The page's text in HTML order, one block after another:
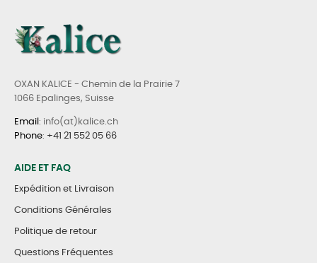
OXAN KALICE - Chemin de la Prairie 7
1066 Epalinges, Suisse
Email : info(at)kalice.ch
Phone: +41 21 552 05 66
AIDE ET FAQ
Expédition et Livraison
Conditions Générales
Politique de retour
Questions Fréquentes